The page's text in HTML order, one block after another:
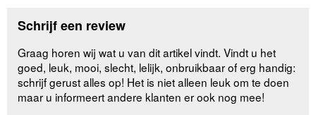
Schrijf een review
Graag horen wij wat u van dit artikel vindt. Vindt u het
goed, leuk, mooi, slecht, lelijk, onbruikbaar of erg handig:
schrijf gerust alles op! Het is niet alleen leuk om te doen
maar u informeert andere klanten er ook nog mee!